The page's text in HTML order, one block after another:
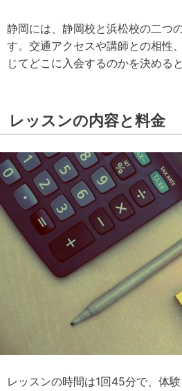
静岡には、静岡校と浜松校の二つ
す。交通アクセスや講師との相性
じてどこに入会するのかを決める
レッスンの内容と料金
レッスンの時間は1回45分で、体